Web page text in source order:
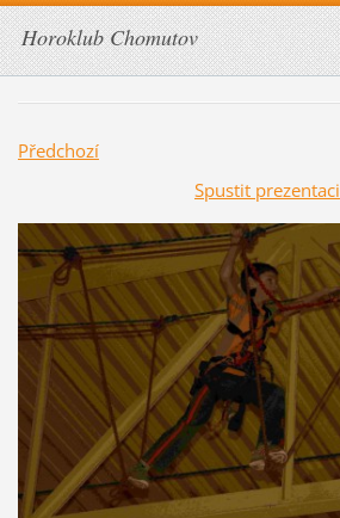
Horoklub Chomutov
Předchozí
Spustit prezentaci